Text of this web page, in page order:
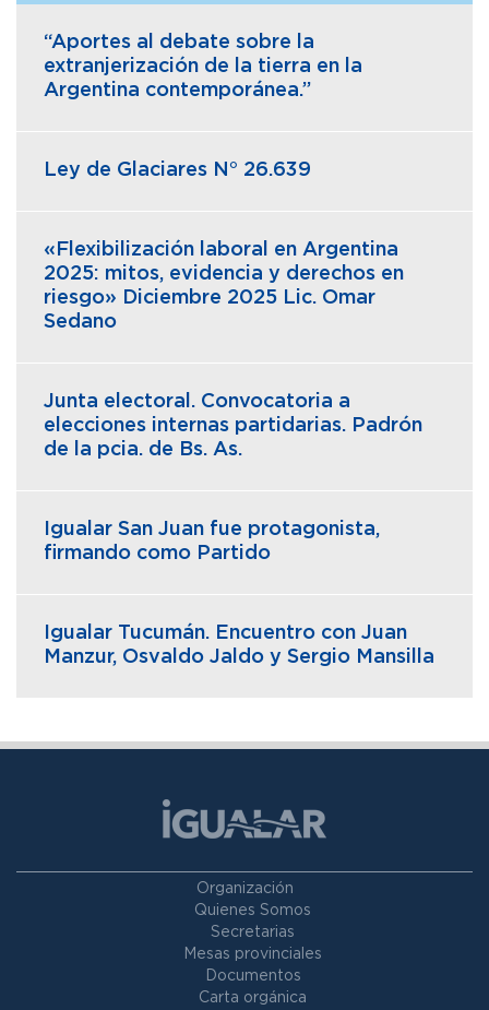
“Aportes al debate sobre la
extranjerización de la tierra en la
Argentina contemporánea.”
Ley de Glaciares N° 26.639
«Flexibilización laboral en Argentina
2025: mitos, evidencia y derechos en
riesgo» Diciembre 2025 Lic. Omar
Sedano
Junta electoral. Convocatoria a
elecciones internas partidarias. Padrón
de la pcia. de Bs. As.
Igualar San Juan fue protagonista,
firmando como Partido
Igualar Tucumán. Encuentro con Juan
Manzur, Osvaldo Jaldo y Sergio Mansilla
Organización
Quienes Somos
Secretarias
Mesas provinciales
Documentos
Carta orgánica